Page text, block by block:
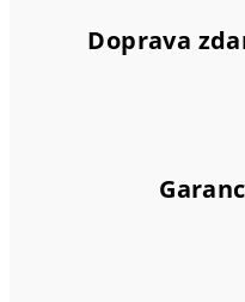
Doprava